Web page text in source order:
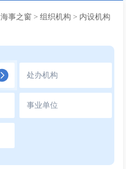
海事之窗 > 组织机构 > 内设机构
处办机构
事业单位